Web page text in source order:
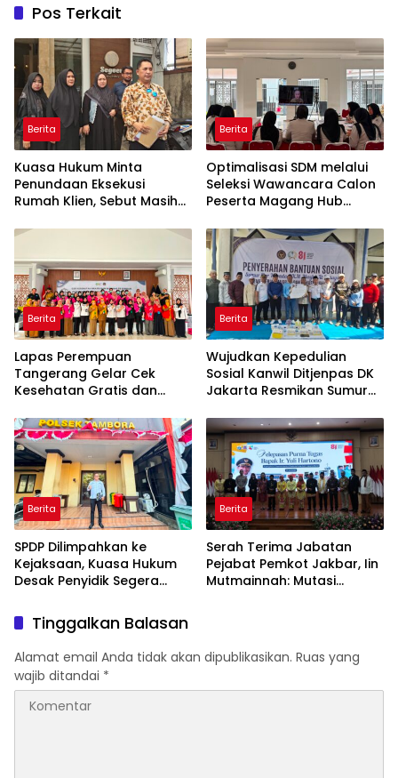
Pos Terkait
Berita
Kuasa Hukum Minta
Penundaan Eksekusi
Rumah Klien, Sebut Masih
Hukum yang Berjalan
Berita
Optimalisasi SDM melalui
Seleksi Wawancara Calon
Peserta Magang Hub
2026
Berita
Lapas Perempuan
Tangerang Gelar Cek
Kesehatan Gratis dan
DNA bagi Petugas dan
Warga Binaan
Berita
Wujudkan Kepedulian
Sosial Kanwil Ditjenpas DK
Jakarta Resmikan Sumur
Berita
SPDP Dilimpahkan ke
Kejaksaan, Kuasa Hukum
Desak Penyidik Segera
Pengeroyokan
Berita
Serah Terima Jabatan
Pejabat Pemkot Jakbar, Iin
Mutmainnah: Mutasi
Tinggalkan Balasan
Alamat email Anda tidak akan dipublikasikan. Ruas yang
wajib ditandai *